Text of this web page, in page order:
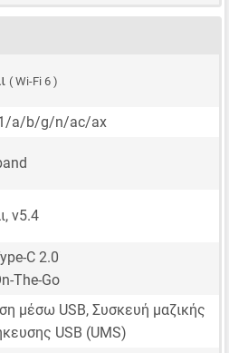
( Wi-Fi 6 )
a/b/g/n/ac/ax
v5.4
C 2.0
The-Go
μέσω USB, Συσκευή μαζικής
USB (UMS)